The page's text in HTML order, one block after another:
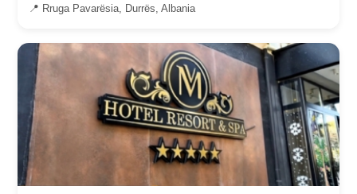
📍 Rruga Pavarësia, Durrës, Albania